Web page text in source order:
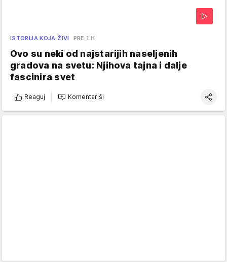
ISTORIJA KOJA ŽIVI PRE 1 H
Ovo su neki od najstarijih naseljenih
gradova na svetu: Njihova tajna i dalje
fascinira svet
Reaguj Komentariši